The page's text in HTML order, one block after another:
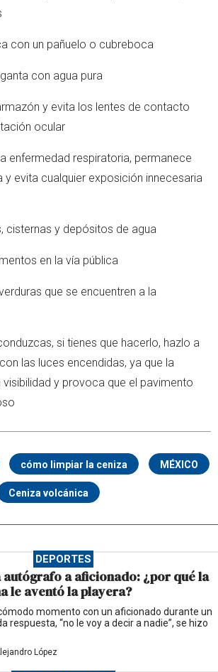
con un pañuelo o cubreboca
con agua pura
y evita los lentes de contacto
ocular
enfermedad respiratoria, permanece
y evita cualquier exposición innecesaria
cisternas y depósitos de agua
en la vía pública
que se encuentren a la
si tienes que hacerlo, hazlo a
las luces encendidas, ya que la
y provoca que el pavimento
cómo limpiar la ceniza MÉXICO
Ceniza volcánica
DEPORTES
autógrafo a aficionado: ¿por qué la
le aventó la playera?
momento con un aficionado durante un
respuesta, “no le voy a decir a nadie”, se hizo
López